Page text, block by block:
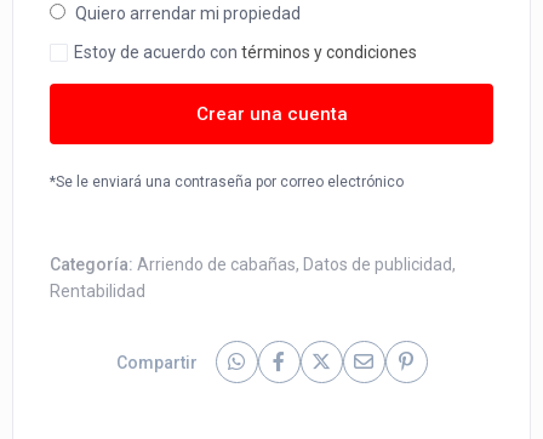
Quiero arrendar mi propiedad
Estoy de acuerdo contérminos y condiciones
Crear una cuenta
*Se le enviará una contraseña por correo electrónico
Categoría: Arriendo de cabañas, Datos de publicidad,
Rentabilidad
Compartir